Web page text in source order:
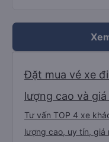
Đặt mua vé xe
lượng cao và
Tư vấn TOP 4 xe
lượng cao, uy tín,